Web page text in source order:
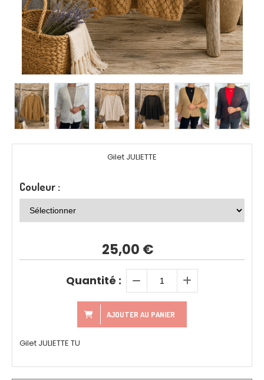
Gilet JULIETTE
Couleur :
25,00 €
Quantité :
AJOUTER AU PANIER
Gilet JULIETTE TU